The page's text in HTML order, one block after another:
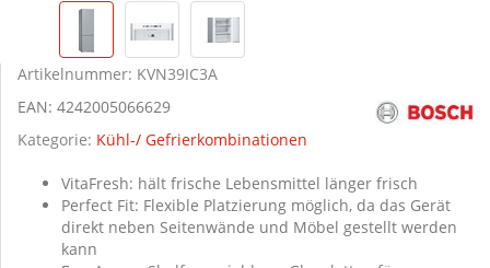
Artikelnummer: KVN39IC3A
EAN: 4242005066629
Kategorie: Kühl-/ Gefrierkombinationen
VitaFresh: hält frische Lebensmittel länger frisch
Perfect Fit: Flexible Platzierung möglich, da das Gerät
direkt neben Seitenwände und Möbel gestellt werden
kann